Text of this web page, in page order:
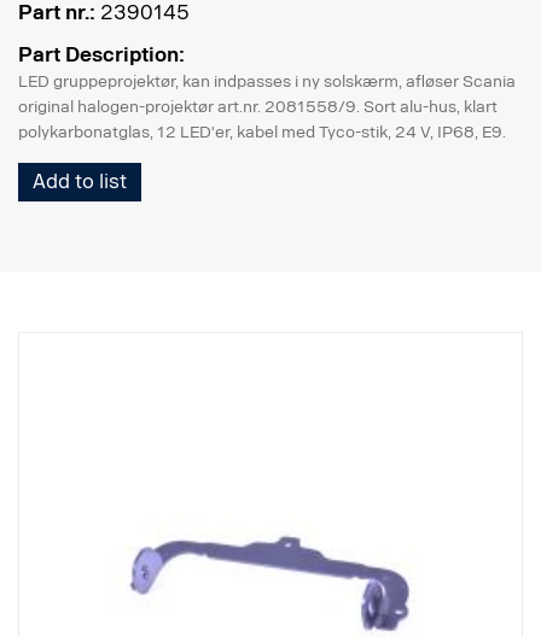
Part nr.: 2390145
Part Description:
LED gruppeprojektør, kan indpasses i ny solskærm, afløser Scania
original halogen-projektør art.nr. 2081558/9. Sort alu-hus, klart
polykarbonatglas, 12 LED'er, kabel med Tyco-stik, 24 V, IP68, E9.
Add to list